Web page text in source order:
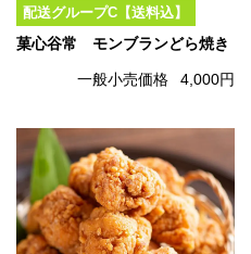
配送グループC【送料込】
菓心谷常 モンブランどら焼き
一般小売価格 4,000円